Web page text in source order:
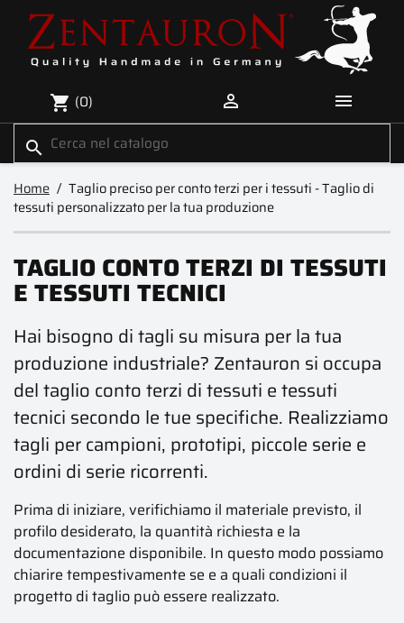
shopping_cart (0)  
search
Home
Taglio preciso per conto terzi per i tessuti - Taglio di
tessuti personalizzato per la tua produzione
TAGLIO CONTO TERZI DI TESSUTI
E TESSUTI TECNICI
Hai bisogno di tagli su misura per la tua
produzione industriale? Zentauron si occupa
del taglio conto terzi di tessuti e tessuti
tecnici secondo le tue specifiche. Realizziamo
tagli per campioni, prototipi, piccole serie e
ordini di serie ricorrenti.
Prima di iniziare, verifichiamo il materiale previsto, il
profilo desiderato, la quantità richiesta e la
documentazione disponibile. In questo modo possiamo
chiarire tempestivamente se e a quali condizioni il
progetto di taglio può essere realizzato.